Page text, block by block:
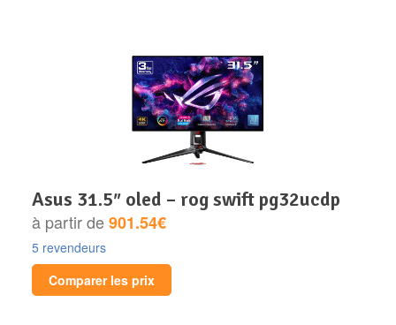
asus 31.5″ oled – rog swift pg32ucdp
à partir de901.54€
5 revendeurs
Comparer les prix